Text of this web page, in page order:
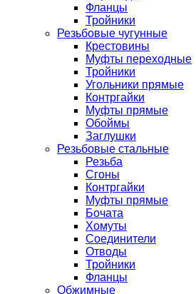
Фланцы
Тройники
Резьбовые чугунные
Крестовины
Муфты переходные
Тройники
Угольники прямые
Контргайки
Муфты прямые
Обоймы
Заглушки
Резьбовые стальные
Резьба
Сгоны
Контргайки
Муфты прямые
Бочата
Хомуты
Соединители
Отводы
Тройники
Фланцы
Обжимные